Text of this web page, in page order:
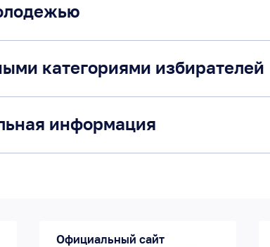
категориями избирателей
информация
Официальный сайт